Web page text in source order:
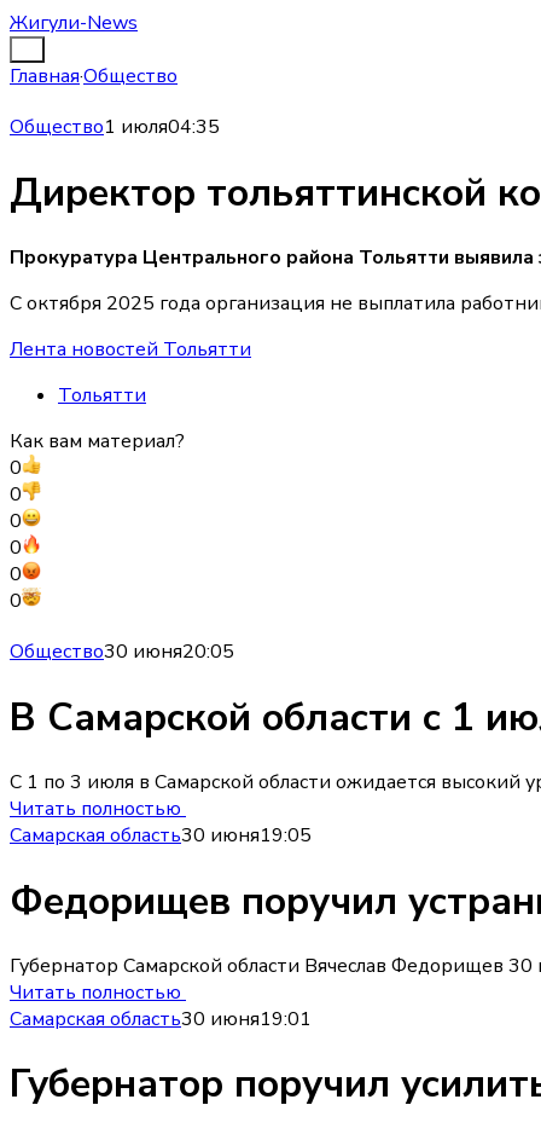
Жигули-News
Главная·Общество
Общество1 июля04:35
Директор тольяттинской
Прокуратура Центрального района Тольятти
С октября 2025 года организация не выплатила
Лента новостей Тольятти
Тольятти
Как вам материал?
0
0
0
0
0
0
Общество30 июня20:05
В Самарской области с 1
С 1 по 3 июля в Самарской области ожидается высокий
Читать полностью
Самарская область30 июня19:05
Федорищев поручил
Губернатор Самарской области Вячеслав Федорищев
Читать полностью
Самарская область30 июня19:01
Губернатор поручил